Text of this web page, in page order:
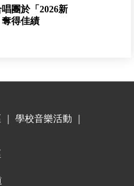
團於「2026新
得佳績
學校音樂活動